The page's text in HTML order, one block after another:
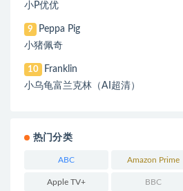
小P优优
9
Peppa Pig
小猪佩奇
10
Franklin
小乌龟富兰克林（AI超清）
热门分类
ABC Amazon Prime
Apple TV+ BBC